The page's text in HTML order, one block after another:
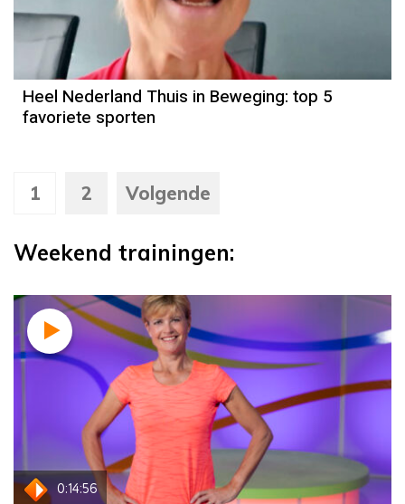
Heel Nederland Thuis in Beweging: top 5
favoriete sporten
1 2 Volgende
Weekend trainingen:
0:14:56